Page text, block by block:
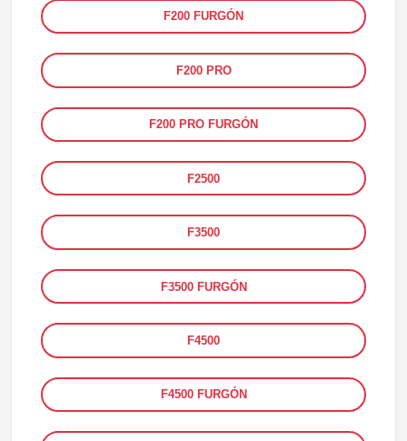
F200 FURGÓN
F200 PRO
F200 PRO FURGÓN
F2500
F3500
F3500 FURGÓN
F4500
F4500 FURGÓN